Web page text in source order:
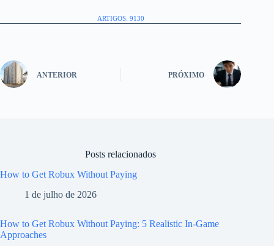
ARTIGOS: 9130
ANTERIOR PRÓXIMO
Posts relacionados
How to Get Robux Without Paying
1 de julho de 2026
How to Get Robux Without Paying: 5 Realistic In-Game
Approaches